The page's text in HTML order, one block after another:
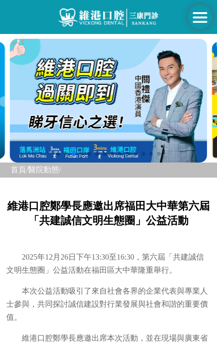
首頁/醫院動態/
維港口腔鄭學長應邀出席福田大中華第六屆
「共建誠信文明生態圈」公益活動
2025年12月26日下午13:30至16:30，第六屆「共建誠信
文明生態圈」公益活動在福田區大中華隆重舉行。
本次公益活動吸引了來自社會各界的企業代表與專業人
士參與，共同探討誠信建設對行業發展與社會和諧的重要價
值。
維港口腔鄭學長應邀出席本次活動，並在現場與廣東省